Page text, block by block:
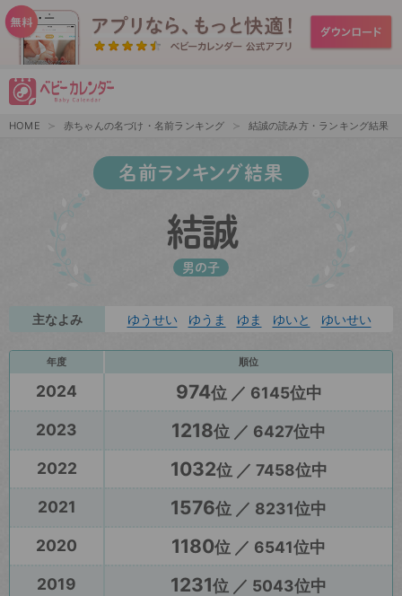
HOME 赤ちゃんの名づけ・名前ランキング 結誠の読み方・ランキング結果
名前ランキング結果
結誠
男の子
主なよみ ゆうせい ゆうま ゆま ゆいと ゆいせい
年度 順位
2024 974位 ／ 6145位中
2023
1218位 ／ 6427位中
2022
1032位 ／ 7458位中
2021
1576位 ／ 8231位中
2020
1180位 ／ 6541位中
2019
1231位 ／ 5043位中